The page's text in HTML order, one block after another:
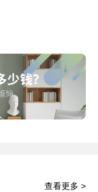
查看更多 >